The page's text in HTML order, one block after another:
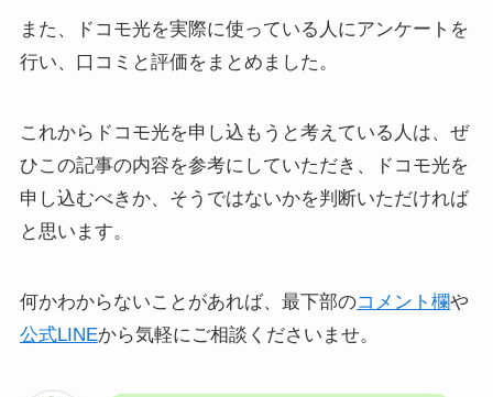
また、ドコモ光を実際に使っている人にアンケートを
行い、口コミと評価をまとめました。
これからドコモ光を申し込もうと考えている人は、ぜ
ひこの記事の内容を参考にしていただき、ドコモ光を
申し込むべきか、そうではないかを判断いただければ
と思います。
何かわからないことがあれば、最下部のコメント欄や
公式LINEから気軽にご相談くださいませ。